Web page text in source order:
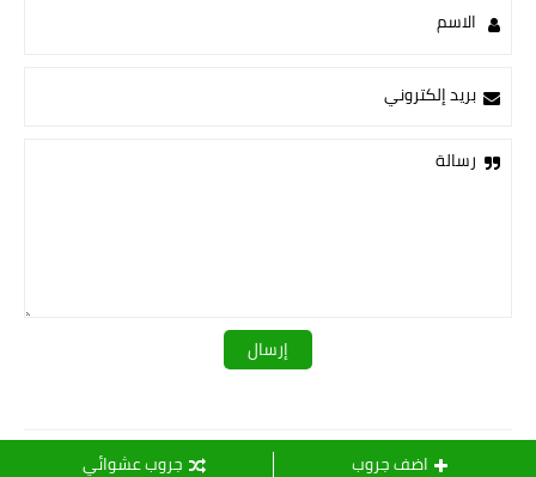
اضف جروب جروب عشوائي
الاسم
بريد إلكتروني
رسالة
قـــــروبات ســ💛ــيدرا